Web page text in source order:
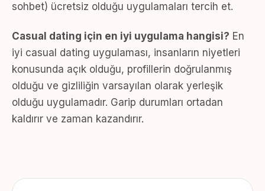
sohbet) ücretsiz olduğu uygulamaları tercih et.
Casual dating için en iyi uygulama hangisi? En
iyi casual dating uygulaması, insanların niyetleri
konusunda açık olduğu, profillerin doğrulanmış
olduğu ve gizliliğin varsayılan olarak yerleşik
olduğu uygulamadır. Garip durumları ortadan
kaldırır ve zaman kazandırır.